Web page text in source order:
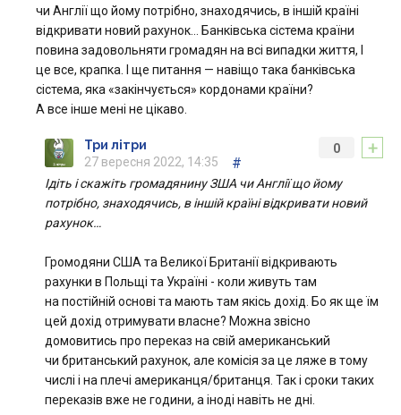
чи Англії що йому потрібно, знаходячись, в іншій країні
відкривати новий рахунок… Банківська сістема країни
повина задовольняти громадян на всі випадки життя, І
це все, крапка. І ще питання — навіщо така банківська
сістема, яка «закінчується» кордонами країни?
А все інше мені не цікаво.
+
0
Три літри
27 вересня 2022, 14:35
#
Ідіть і скажіть громадянину ЗША чи Англії що йому
потрібно, знаходячись, в іншій країні відкривати новий
рахунок…
Громодяни США та Великої Британії відкривають
рахунки в Польщі та Україні - коли живуть там
на постійній основі та мають там якісь дохід. Бо як ще їм
цей дохід отримувати власне? Можна звісно
домовитись про переказ на свій американський
чи британський рахунок, але комісія за це ляже в тому
числі і на плечі американця/британця. Так і сроки таких
переказів вже не години, а іноді навіть не дні.